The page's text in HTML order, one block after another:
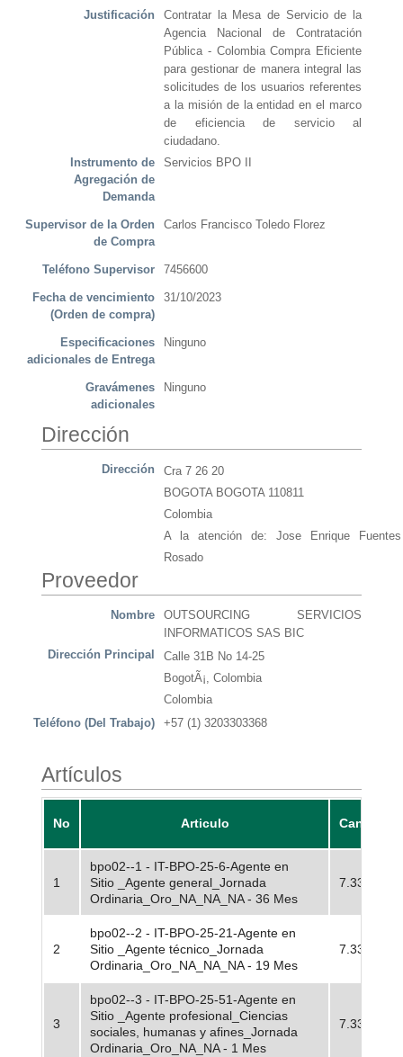
Justificación
Contratar la Mesa de Servicio de la
Agencia Nacional de Contratación
Pública - Colombia Compra Eficiente
para gestionar de manera integral las
solicitudes de los usuarios referentes
a la misión de la entidad en el marco
de eficiencia de servicio al
ciudadano.
Instrumento de
Agregación de
Demanda
Servicios BPO II
Supervisor de la Orden
de Compra
Carlos Francisco Toledo Florez
Teléfono Supervisor 7456600
Fecha de vencimiento
(Orden de compra)
31/10/2023
Especificaciones
adicionales de Entrega
Ninguno
Gravámenes
adicionales
Ninguno
Dirección
Dirección
Cra 7 26 20
BOGOTA BOGOTA 110811
Colombia
A la atención de: Jose Enrique Fuentes
Rosado
Proveedor
Nombre
OUTSOURCING SERVICIOS
INFORMATICOS SAS BIC
Dirección Principal
Calle 31B No 14-25
BogotÃ¡, Colombia
Colombia
Teléfono (Del Trabajo)
+57 (1) 3203303368
Artículos
No Articulo Cantidad
1
bpo02--1 - IT-BPO-25-6-Agente en
Sitio _Agente general_Jornada
Ordinaria_Oro_NA_NA_NA - 36 Mes
7.33
2
bpo02--2 - IT-BPO-25-21-Agente en
Sitio _Agente técnico_Jornada
Ordinaria_Oro_NA_NA_NA - 19 Mes
7.33
3
bpo02--3 - IT-BPO-25-51-Agente en
Sitio _Agente profesional_Ciencias
sociales, humanas y afines_Jornada
Ordinaria_Oro_NA_NA - 1 Mes
7.33